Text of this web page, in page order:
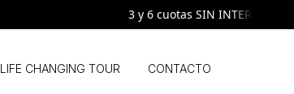
3 y 6 cuotas SIN INTERES | VISA
LIFE CHANGING TOUR CONTACTO